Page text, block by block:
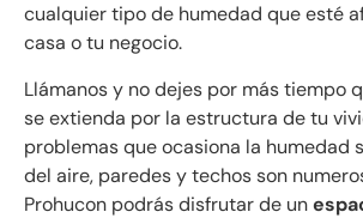
cualquier tipo de humedad que esté
casa o tu negocio.
Llámanos y no dejes por más tiempo
se extienda por la estructura de tu
problemas que ocasiona la humedad
del aire, paredes y techos son
Prohucon podrás disfrutar de un